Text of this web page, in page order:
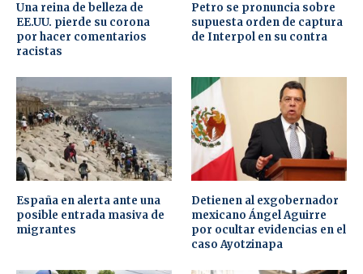
Una reina de belleza de
EE.UU. pierde su corona
por hacer comentarios
racistas
Petro se pronuncia sobre
supuesta orden de captura
de Interpol en su contra
España en alerta ante una
posible entrada masiva de
migrantes
Detienen al exgobernador
mexicano Ángel Aguirre
por ocultar evidencias en el
caso Ayotzinapa